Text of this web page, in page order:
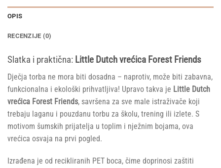
OPIS
RECENZIJE (0)
Slatka i praktična: Little Dutch vrećica Forest Friends
Dječja torba ne mora biti dosadna – naprotiv, može biti zabavna,
funkcionalna i ekološki prihvatljiva! Upravo takva je Little Dutch
vrećica Forest Friends, savršena za sve male istraživače koji
trebaju laganu i pouzdanu torbu za školu, trening ili izlete. S
motivom šumskih prijatelja u toplim i nježnim bojama, ova
vrećica osvaja na prvi pogled.
Izrađena je od recikliranih PET boca, čime doprinosi zaštiti